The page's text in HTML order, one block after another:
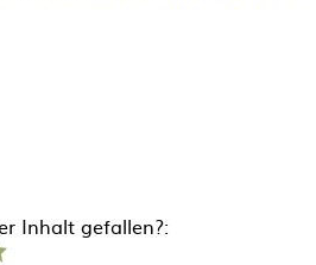
Inhalt gefallen?: